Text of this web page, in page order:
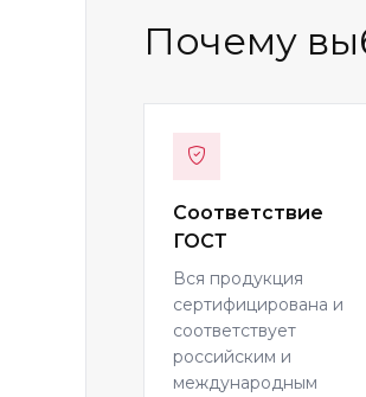
Почему
Соответствие
ГОСТ
Вся продукция
сертифицирована и
соответствует
российским и
международным